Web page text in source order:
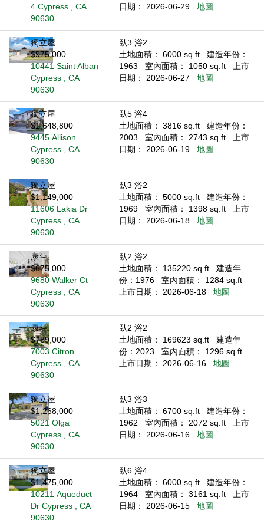
4 Cypress , CA
90630
日期： 2026-06-29
地圖
獨立屋
$975,000
10441 Saint Alban
Cypress , CA
90630
臥3 浴2
土地面積： 6000 sq.ft
建造年份：
1963
室內面積： 1050 sq.ft
上市
日期： 2026-06-27
地圖
獨立屋
$1,648,800
9445 Allison
Cypress , CA
90630
臥5 浴4
土地面積： 3816 sq.ft
建造年份：
2003
室內面積： 2743 sq.ft
上市
日期： 2026-06-19
地圖
獨立屋
$1,149,000
11606 Lakia Dr
Cypress , CA
90630
臥3 浴2
土地面積： 5000 sq.ft
建造年份：
1969
室內面積： 1398 sq.ft
上市
日期： 2026-06-18
地圖
康斗
$675,000
9680 Walker Ct
Cypress , CA
90630
臥2 浴2
土地面積： 135220 sq.ft
建造年
份：1976
室內面積： 1284 sq.ft
上市日期： 2026-06-18
地圖
康斗
$789,000
7003 Citron
Cypress , CA
90630
臥2 浴2
土地面積： 169623 sq.ft
建造年
份：2023
室內面積： 1296 sq.ft
上市日期： 2026-06-16
地圖
獨立屋
$1,268,000
5021 Olga
Cypress , CA
90630
臥3 浴3
土地面積： 6700 sq.ft
建造年份：
1962
室內面積： 2072 sq.ft
上市
日期： 2026-06-16
地圖
獨立屋
$1,475,000
10211 Aqueduct
Dr Cypress , CA
90630
臥6 浴4
土地面積： 6000 sq.ft
建造年份：
1964
室內面積： 3161 sq.ft
上市
日期： 2026-06-15
地圖